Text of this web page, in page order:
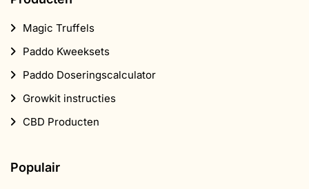
Magic Truffels
Paddo Kweeksets
Paddo Doseringscalculator
Growkit instructies
CBD Producten
Populair